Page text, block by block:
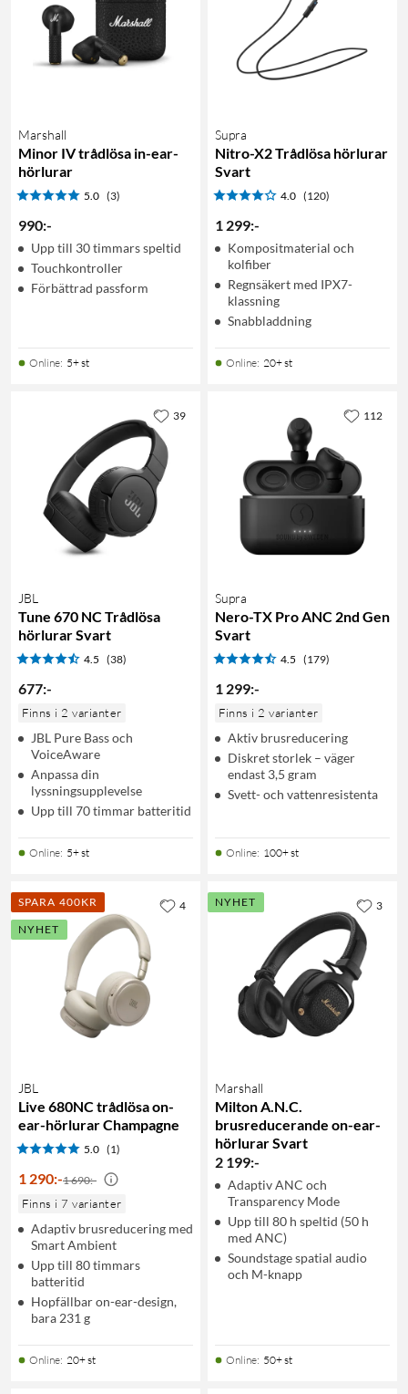
Marshall
Minor IV trådlösa in-ear-
hörlurar
5.0 (3)
990:-
Upp till 30 timmars speltid
Touchkontroller
Förbättrad passform
Online: 5+ st
Supra
Nitro-X2 Trådlösa hörlurar
Svart
4.0 (120)
1 299:-
Kompositmaterial och
kolfiber
Regnsäkert med IPX7-
klassning
Snabbladdning
Online: 20+ st
JBL
Tune 670 NC Trådlösa
hörlurar Svart
4.5 (38)
677:-
Finns i 2 varianter
JBL Pure Bass och
VoiceAware
Anpassa din
lyssningsupplevelse
Upp till 70 timmar batteritid
Online: 5+ st
39
Supra
Nero-TX Pro ANC 2nd Gen
Svart
4.5 (179)
1 299:-
Finns i 2 varianter
Aktiv brusreducering
Diskret storlek – väger
endast 3,5 gram
Svett- och vattenresistenta
Online: 100+ st
112
SPARA 400KR
NYHET
JBL
Live 680NC trådlösa on-
ear-hörlurar Champagne
5.0 (1)
1 290:-1 690:-
Finns i 7 varianter
Adaptiv brusreducering med
Smart Ambient
Upp till 80 timmars
batteritid
Hopfällbar on-ear-design,
bara 231 g
Online: 20+ st
4 NYHET
Marshall
Milton A.N.C.
brusreducerande on-ear-
hörlurar Svart
2 199:-
Adaptiv ANC och
Transparency Mode
Upp till 80 h speltid (50 h
med ANC)
Soundstage spatial audio
och M-knapp
Online: 50+ st
3